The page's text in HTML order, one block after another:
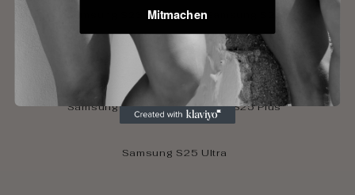
Samsung S23 Ultra Samsung S24
Samsung S24 Plus Samsung S24 Ultra
Samsung S25 Samsung S25 Plus
Samsung S25 Ultra
Mitmachen